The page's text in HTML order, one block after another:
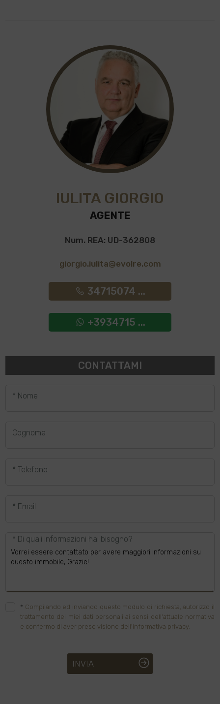
IULITA GIORGIO
AGENTE
Num. REA: UD-362808
giorgio.iulita@evolre.com
34715074 ...
+3934715 ...
CONTATTAMI
* Nome
Cognome
* Telefono
* Email
* Di quali informazioni hai bisogno?
* Compilando ed inviando questo modulo di richiesta, autorizzo il
trattamento dei miei dati personali ai sensi dell'attuale normativa
e confermo di aver preso visione dell'informativa privacy.
INVIA